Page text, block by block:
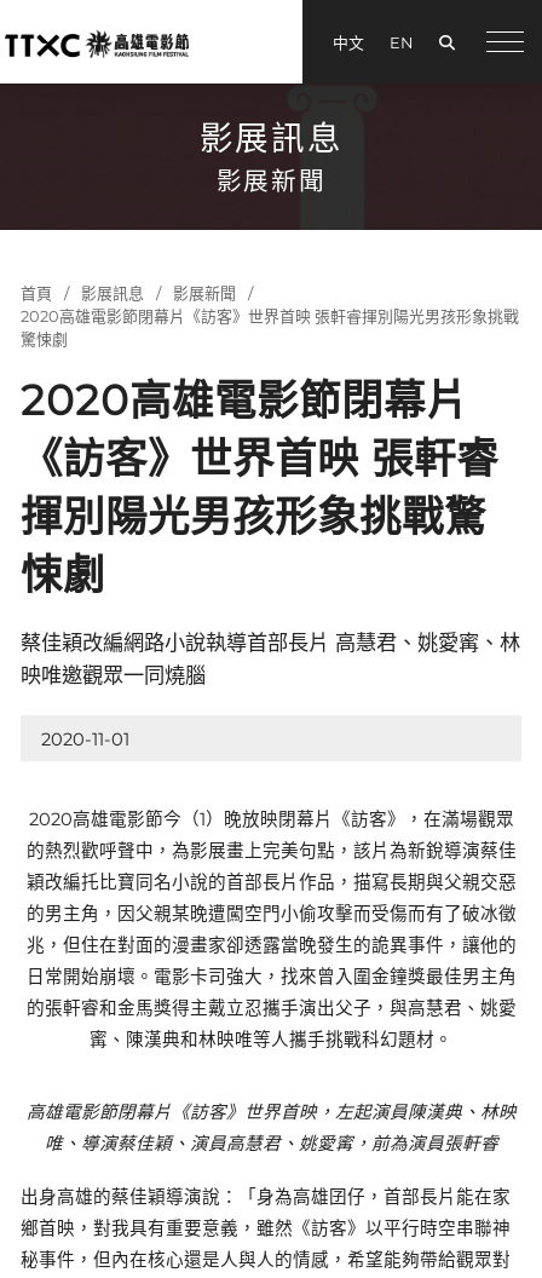
中文 EN
影展訊息
影展新聞
首頁 影展訊息
影展新聞
2020高雄電影節閉幕片《訪客》世界首映 張軒睿揮別陽光男孩形象挑戰
驚悚劇
2020高雄電影節閉幕片
《訪客》世界首映 張軒睿
揮別陽光男孩形象挑戰驚
悚劇
蔡佳穎改編網路小說執導首部長片 高慧君、姚愛寗、林
映唯邀觀眾一同燒腦
2020-11-01
2020高雄電影節今（1）晚放映閉幕片《訪客》，在滿場觀眾
的熱烈歡呼聲中，為影展畫上完美句點，該片為新銳導演蔡佳
穎改編托比寶同名小說的首部長片作品，描寫長期與父親交惡
的男主角，因父親某晚遭闖空門小偷攻擊而受傷而有了破冰徵
兆，但住在對面的漫畫家卻透露當晚發生的詭異事件，讓他的
日常開始崩壞。電影卡司強大，找來曾入圍金鐘獎最佳男主角
的張軒睿和金馬獎得主戴立忍攜手演出父子，與高慧君、姚愛
寗、陳漢典和林映唯等人攜手挑戰科幻題材。
高雄電影節閉幕片《訪客》世界首映，左起演員陳漢典、林映
唯、導演蔡佳穎、演員高慧君、姚愛寗，前為演員張軒睿
出身高雄的蔡佳穎導演說：「身為高雄囝仔，首部長片能在家
鄉首映，對我具有重要意義，雖然《訪客》以平行時空串聯神
秘事件，但內在核心還是人與人的情感，希望能夠帶給觀眾對